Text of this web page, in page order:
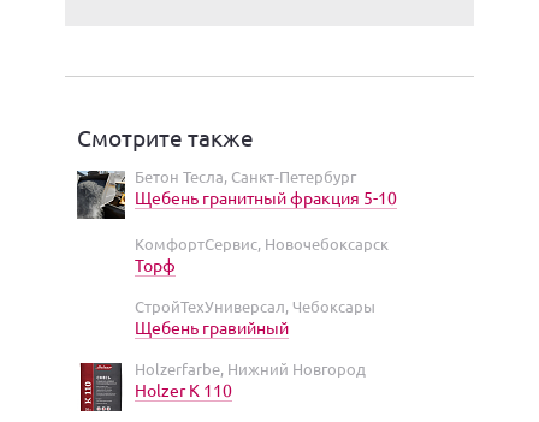
Смотрите также
Бетон Тесла, Санкт-Петербург
Щебень гранитный фракция 5-10
КомфортСервис, Новочебоксарск
Торф
СтройТехУниверсал, Чебоксары
Щебень гравийный
Holzerfarbe, Нижний Новгород
Holzer K 110